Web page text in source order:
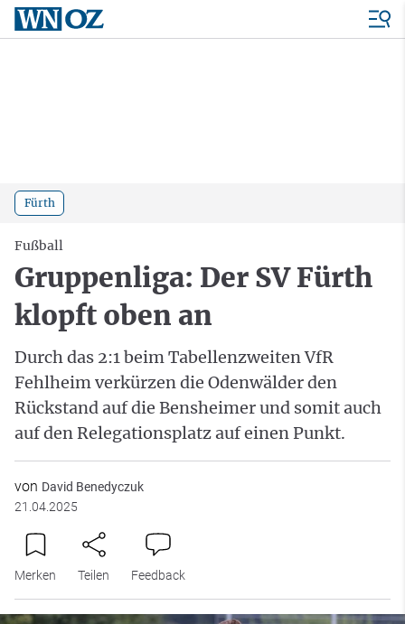
Fürth
Fußball
Gruppenliga: Der SV Fürth
klopft oben an
Durch das 2:1 beim Tabellenzweiten VfR
Fehlheim verkürzen die Odenwälder den
Rückstand auf die Bensheimer und somit auch
auf den Relegationsplatz auf einen Punkt.
von David Benedyczuk
21.04.2025
Merken Teilen Feedback